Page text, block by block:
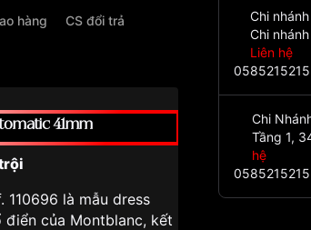
hàng CS đổi trả
41mm
là mẫu dress
của Montblanc, kết
Chi
Chi
Liên hệ
0585215215
Chi
Tầng 1,
hệ
0585215215